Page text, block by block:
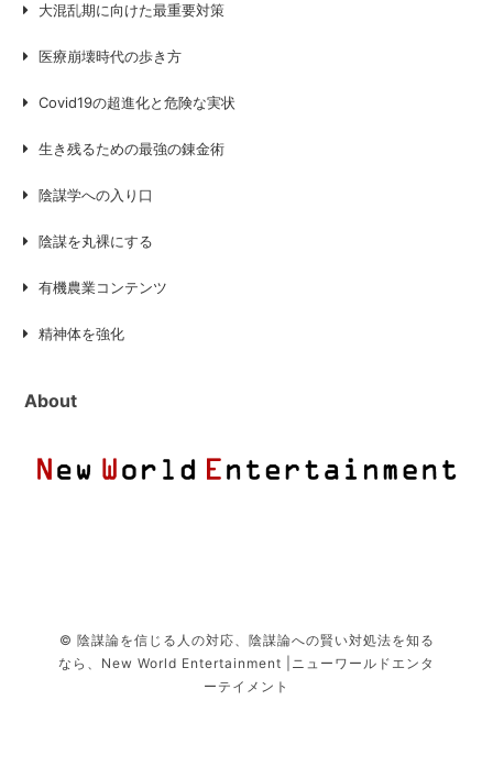
大混乱期に向けた最重要対策
医療崩壊時代の歩き方
Covid19の超進化と危険な実状
生き残るための最強の錬金術
陰謀学への入り口
陰謀を丸裸にする
有機農業コンテンツ
精神体を強化
About
© 陰謀論を信じる人の対応、陰謀論への賢い対処法を知る
なら、New World Entertainment |ニューワールドエンタ
ーテイメント